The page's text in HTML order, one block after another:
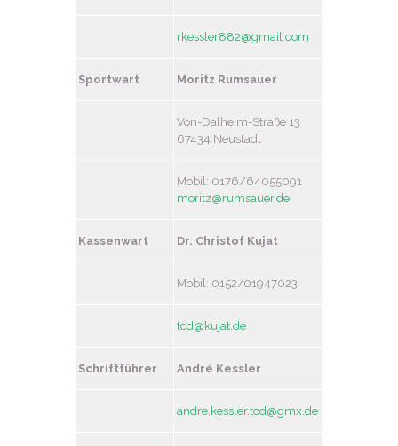
rkessler882@gmail.com
Sportwart Moritz Rumsauer
Von-Dalheim-Straße 13
67434 Neustadt
Mobil: 0176/64055091
moritz@rumsauer.de
Kassenwart Dr. Christof Kujat
Mobil: 0152/01947023
tcd@kujat.de
Schriftführer André Kessler
andre.kessler.tcd@gmx.de